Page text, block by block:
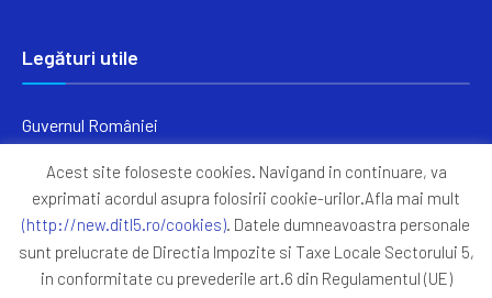
Legături utile
Guvernul României
Primăria Sectorul 5
ANAF
Protocoale
Acest site foloseste cookies. Navigand in continuare, va
exprimati acordul asupra folosirii cookie-urilor.Afla mai mult
(http://new.ditl5.ro/cookies). Datele dumneavoastra personale
sunt prelucrate de Directia Impozite si Taxe Locale Sectorului 5,
in conformitate cu prevederile art.6 din Regulamentul (UE)